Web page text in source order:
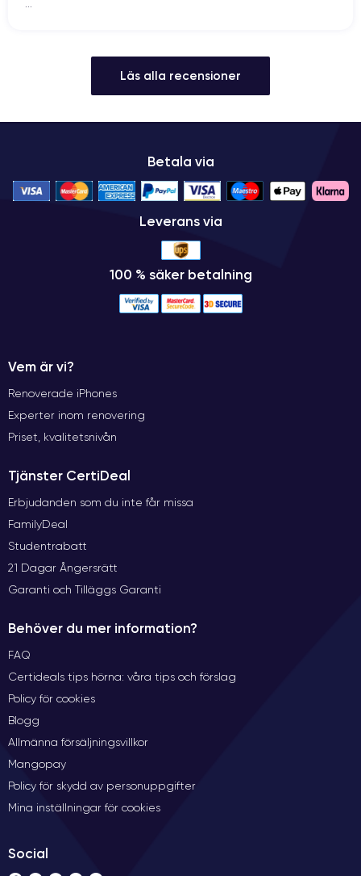
Läs alla recensioner
Betala via
Leverans via
100 % säker betalning
Vem är vi?
Renoverade iPhones
Experter inom renovering
Priset, kvalitetsnivån
Tjänster CertiDeal
Erbjudanden som du inte får missa
FamilyDeal
Studentrabatt
21 Dagar Ångersrätt
Garanti och Tilläggs Garanti
Behöver du mer information?
FAQ
Certideals tips hörna: våra tips och förslag
Policy för cookies
Blogg
Allmänna försäljningsvillkor
Mangopay
Policy för skydd av personuppgifter
Mina inställningar för cookies
Social